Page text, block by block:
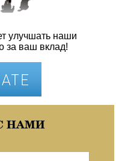
улучшать наши
за ваш вклад!
НАМИ